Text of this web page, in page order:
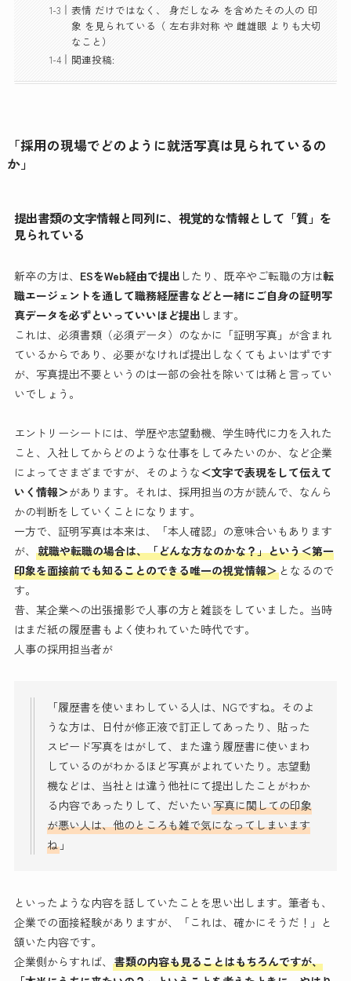
表情 だけではなく、 身だしなみ を含めたその人の 印
象 を見られている（ 左右非対称 や 雌雄眼 よりも大切
なこと）
関連投稿:
「採用の現場でどのように就活写真は見られているの
か」
提出書類の文字情報と同列に、視覚的な情報として「質」を
見られている
新卒の方は、 ESをWeb経由で提出 したり、既卒やご転職の方は転
職エージェントを通して職務経歴書などと一緒にご自身の証明写
真データを必ずといっていいほど提出 します。
これは、必須書類（必須データ）のなかに「証明写真」が含まれ
ているからであり、必要がなければ提出しなくてもよいはずです
が、写真提出不要というのは一部の会社を除いては稀と言ってい
いでしょう。
エントリーシートには、学歴や志望動機、学生時代に力を入れた
こと、入社してからどのような仕事をしてみたいのか、など企業
によってさまざまですが、そのような＜文字で表現をして伝えて
いく情報＞があります。それは、採用担当の方が読んで、なんら
かの判断をしていくことになります。
一方で、証明写真は本来は、「本人確認」の意味合いもあります
が、 就職や転職の場合は、「どんな方なのかな？」という＜第一
印象を面接前でも知ることのできる唯一の視覚情報＞となるので
す。
昔、某企業への出張撮影で人事の方と雑談をしていました。当時
はまだ紙の履歴書もよく使われていた時代です。
人事の採用担当者が
「履歴書を使いまわしている人は、NGですね。そのよ
うな方は、日付が修正液で訂正してあったり、貼った
スピード写真をはがして、また違う履歴書に使いまわ
しているのがわかるほど写真がよれていたり。志望動
機などは、当社とは違う他社にて提出したことがわか
る内容であったりして、だいたい写真に関しての印象
が悪い人は、他のところも雑で気になってしまいます
ね」
といったような内容を話していたことを思い出します。筆者も、
企業での面接経験がありますが、「これは、確かにそうだ！」と
頷いた内容です。
企業側からすれば、 書類の内容も見ることはもちろんですが、